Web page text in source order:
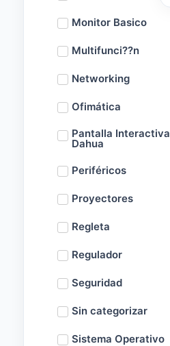
Monitor Basico
Multifunci??n
Networking
Ofimática
Pantalla Interactiva
Dahua
Periféricos
Proyectores
Regleta
Regulador
Seguridad
Sin categorizar
Sistema Operativo